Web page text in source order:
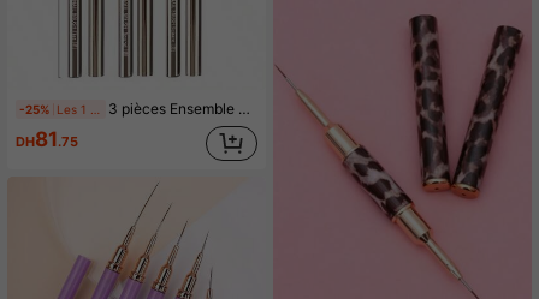
-25% 3 pièces Ensemble de pinceaux pour nail art, pinceaux à gel professionnels avec manche en métal et capuchons, stylos de peinture UV gel plats, ronds et carrés, convenant pour salon de manucure et DIY
DH81.75